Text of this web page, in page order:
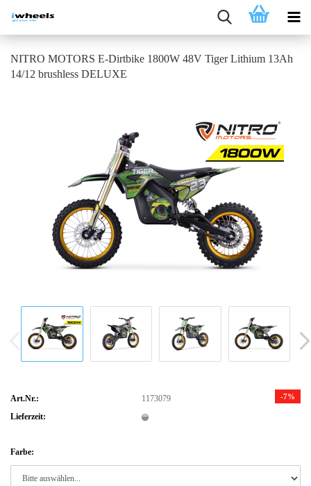
NITRO MOTORS E-Dirtbike 1800W 48V Tiger Lithium 13Ah
14/12 brushless DELUXE
-7%
Art.Nr.:
1173079
Lieferzeit:
Farbe: